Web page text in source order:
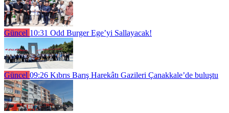
Güncel 10:31 Odd Burger Ege’yi Sallayacak!
Güncel 09:26 Kıbrıs Barış Harekâtı Gazileri Çanakkale’de buluştu